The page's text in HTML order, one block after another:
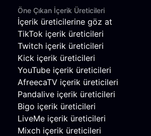
Öne Çıkan İçerik Üreticileri
İçerik üreticilerine göz at
TikTok içerik üreticileri
Twitch içerik üreticileri
Kick içerik üreticileri
YouTube içerik üreticileri
AfreecaTV içerik üreticileri
Pandalive içerik üreticileri
Bigo içerik üreticileri
LiveMe içerik üreticileri
Mixch içerik üreticileri